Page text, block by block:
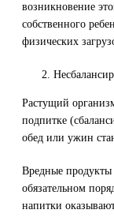
возникновение
собственного
физических
Растущий
подпитке
обед или ужин
Вредные продукты
обязательном
напитки